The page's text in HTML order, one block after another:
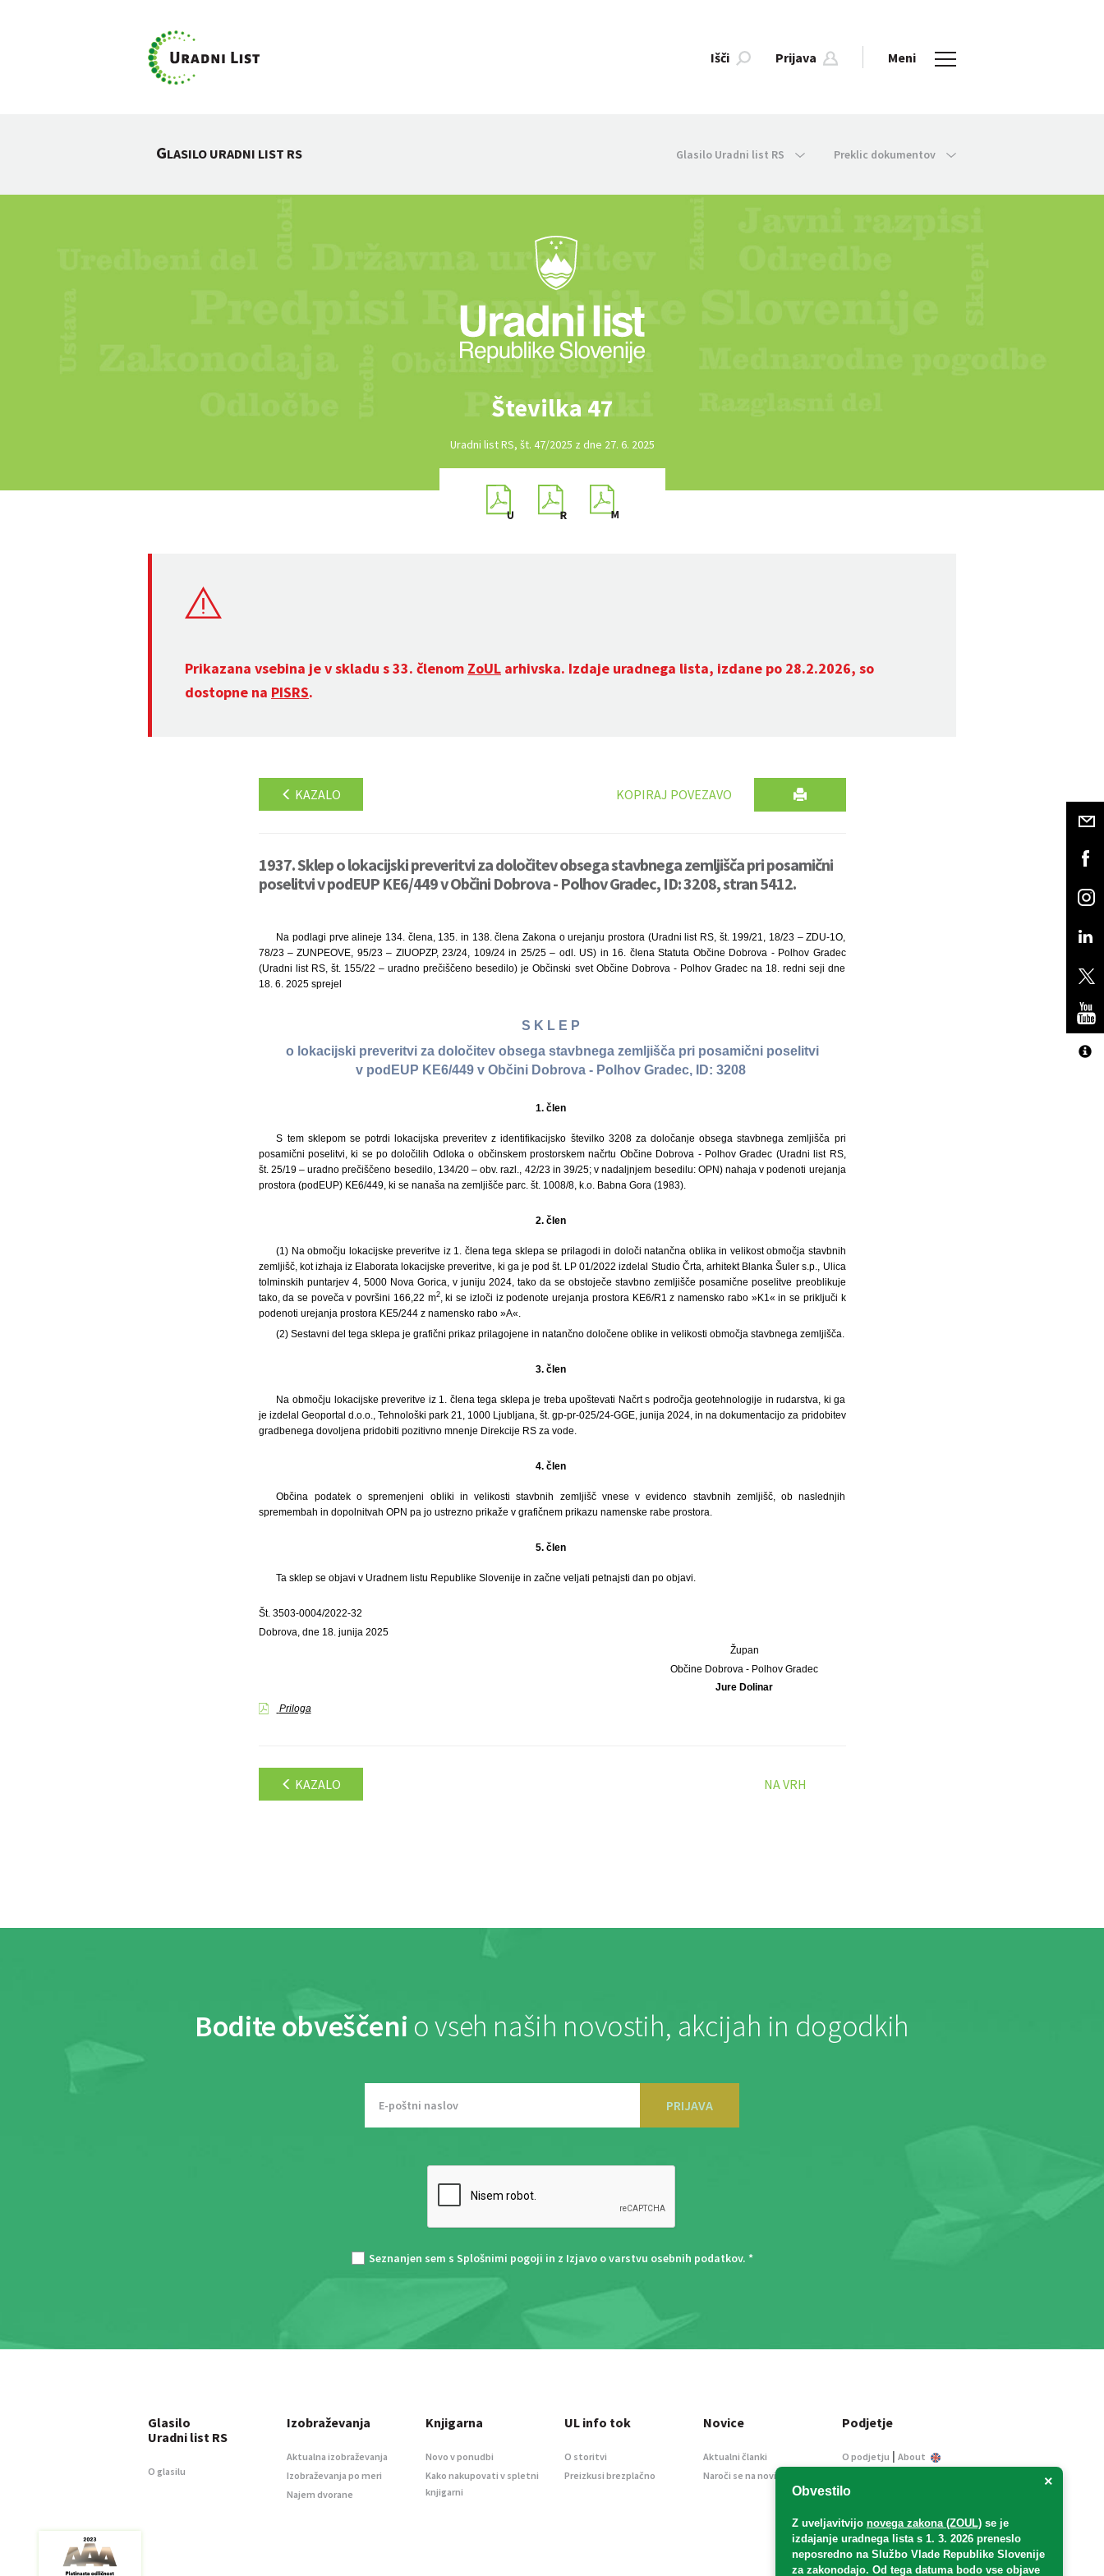
Išči Prijava Meni
GLASILO URADNI LIST RS Glasilo Uradni list RS Preklic dokumentov
Številka 47
Uradni list RS, št. 47/2025 z dne 27. 6. 2025
Prikazana vsebina je v skladu s 33. členom ZoUL arhivska. Izdaje uradnega lista, izdane po 28.2.2026, so
dostopne na PISRS.
KAZALO KOPIRAJ POVEZAVO
1937. Sklep o lokacijski preveritvi za določitev obsega stavbnega zemljišča pri posamični
poselitvi v podEUP KE6/449 v Občini Dobrova - Polhov Gradec, ID: 3208, stran 5412.
Na podlagi prve alineje 134. člena, 135. in 138. člena Zakona o urejanju prostora (Uradni list RS, št. 199/21, 18/23 – ZDU-1O,
78/23 – ZUNPEOVE, 95/23 – ZIUOPZP, 23/24, 109/24 in 25/25 – odl. US) in 16. člena Statuta Občine Dobrova - Polhov Gradec
(Uradni list RS, št. 155/22 – uradno prečiščeno besedilo) je Občinski svet Občine Dobrova - Polhov Gradec na 18. redni seji dne
18. 6. 2025 sprejel
S K L E P
o lokacijski preveritvi za določitev obsega stavbnega zemljišča pri posamični poselitvi
v podEUP KE6/449 v Občini Dobrova - Polhov Gradec, ID: 3208
1. člen
S tem sklepom se potrdi lokacijska preveritev z identifikacijsko številko 3208 za določanje obsega stavbnega zemljišča pri
posamični poselitvi, ki se po določilih Odloka o občinskem prostorskem načrtu Občine Dobrova - Polhov Gradec (Uradni list RS,
št. 25/19 – uradno prečiščeno besedilo, 134/20 – obv. razl., 42/23 in 39/25; v nadaljnjem besedilu: OPN) nahaja v podenoti urejanja
prostora (podEUP) KE6/449, ki se nanaša na zemljišče parc. št. 1008/8, k.o. Babna Gora (1983).
2. člen
(1) Na območju lokacijske preveritve iz 1. člena tega sklepa se prilagodi in določi natančna oblika in velikost območja stavbnih
zemljišč, kot izhaja iz Elaborata lokacijske preveritve, ki ga je pod št. LP 01/2022 izdelal Studio Črta, arhitekt Blanka Šuler s.p., Ulica
tolminskih puntarjev 4, 5000 Nova Gorica, v juniju 2024, tako da se obstoječe stavbno zemljišče posamične poselitve preoblikuje
tako, da se poveča v površini 166,22 m2, ki se izloči iz podenote urejanja prostora KE6/R1 z namensko rabo »K1« in se priključi k
podenoti urejanja prostora KE5/244 z namensko rabo »A«.
(2) Sestavni del tega sklepa je grafični prikaz prilagojene in natančno določene oblike in velikosti območja stavbnega zemljišča.
3. člen
Na območju lokacijske preveritve iz 1. člena tega sklepa je treba upoštevati Načrt s področja geotehnologije in rudarstva, ki ga
je izdelal Geoportal d.o.o., Tehnološki park 21, 1000 Ljubljana, št. gp-pr-025/24-GGE, junija 2024, in na dokumentacijo za pridobitev
gradbenega dovoljena pridobiti pozitivno mnenje Direkcije RS za vode.
4. člen
Občina podatek o spremenjeni obliki in velikosti stavbnih zemljišč vnese v evidenco stavbnih zemljišč, ob naslednjih
spremembah in dopolnitvah OPN pa jo ustrezno prikaže v grafičnem prikazu namenske rabe prostora.
5. člen
Ta sklep se objavi v Uradnem listu Republike Slovenije in začne veljati petnajsti dan po objavi.
Št. 3503-0004/2022-32
Dobrova, dne 18. junija 2025
Župan
Občine Dobrova - Polhov Gradec
Jure Dolinar
Priloga
KAZALO NA VRH
Bodite obveščeni o vseh naših novostih, akcijah in dogodkih
PRIJAVA
Seznanjen sem s Splošnimi pogoji in z Izjavo o varstvu osebnih podatkov. *
×
Obvestilo
Z uveljavitvijo novega zakona (ZOUL) se je
izdajanje uradnega lista s 1. 3. 2026 preneslo
neposredno na Službo Vlade Republike Slovenije
za zakonodajo. Od tega datuma bodo vse objave
Glasilo
Uradni list RS
O glasilu
Izobraževanja
Aktualna izobraževanja
Izobraževanja po meri
Najem dvorane
Knjigarna
Novo v ponudbi
Kako nakupovati v spletni
knjigarni
UL info tok
O storitvi
Preizkusi brezplačno
Novice
Aktualni članki
Naroči se na novice
Podjetje
O podjetju | About
Informacije javnega
Oglaševanje
Splošni pogoji
Izjava o varstvu osebnih